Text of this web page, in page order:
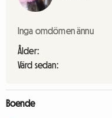
Inga omdömen ännu
Ålder:
Värd sedan:
Boende